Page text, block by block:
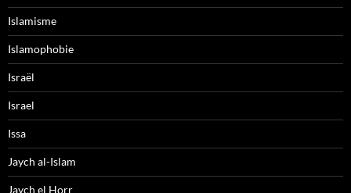
Islamisme
Islamophobie
Israël
Israel
Issa
Jaych al-Islam
Jaych el Horr